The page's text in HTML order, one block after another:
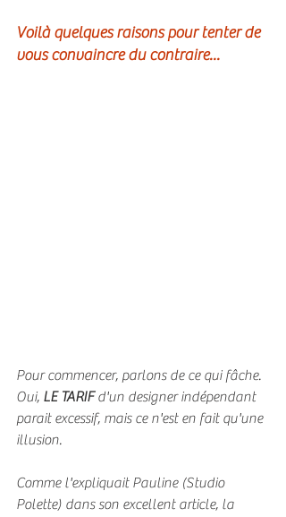
Voilà quelques raisons pour tenter de
vous convaincre du contraire...
Pour commencer, parlons de ce qui fâche.
Oui, LE TARIF d'un designer indépendant
parait excessif, mais ce n'est en fait qu'une
illusion.
Comme l'expliquait Pauline (Studio
Polette) dans son excellent article, la